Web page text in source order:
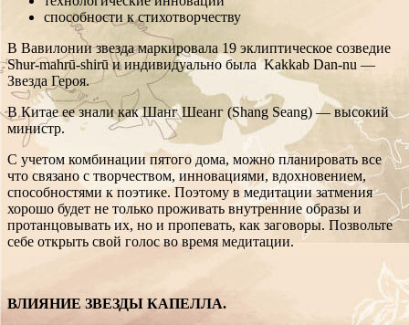
способности к стихотворчеству
В Вавилонии звезда маркировала 19 эклиптическое созведие
Shur-mahrū-shirū и индивидуально была Kakkab Dan-nu —
Звезда Героя.
В Китае ее знали как Шанг Шеанг (Shang Seang) — высокий
министр.
С учетом комбинации пятого дома, можно планировать все
что связано с творчеством, инновациями, вдохновением,
способностями к поэтике. Поэтому в медитации затмения
хорошо будет не только проживать внутренние образы и
протанцовывать их, но и пропевать, как заговоры. Позвольте
себе открыть свой голос во время медитации.
ВЛИЯНИЕ ЗВЕЗДЫ КАПЕЛЛА.